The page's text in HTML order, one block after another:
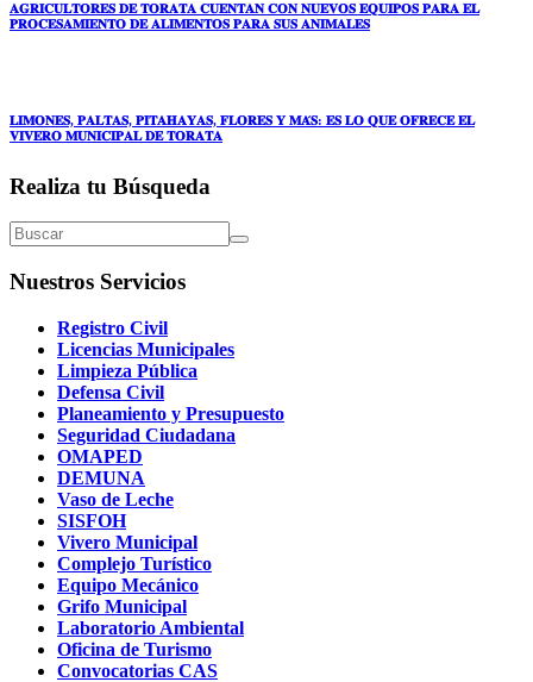
𝐀𝐆𝐑𝐈𝐂𝐔𝐋𝐓𝐎𝐑𝐄𝐒 𝐃𝐄 𝐓𝐎𝐑𝐀𝐓𝐀 𝐂𝐔𝐄𝐍𝐓𝐀𝐍 𝐂𝐎𝐍 𝐍𝐔𝐄𝐕𝐎𝐒 𝐄𝐐𝐔𝐈𝐏𝐎𝐒 𝐏𝐀𝐑𝐀 𝐄𝐋
𝐏𝐑𝐎𝐂𝐄𝐒𝐀𝐌𝐈𝐄𝐍𝐓𝐎 𝐃𝐄 𝐀𝐋𝐈𝐌𝐄𝐍𝐓𝐎𝐒 𝐏𝐀𝐑𝐀 𝐒𝐔𝐒 𝐀𝐍𝐈𝐌𝐀𝐋𝐄𝐒
𝐋𝐈𝐌𝐎𝐍𝐄𝐒, 𝐏𝐀𝐋𝐓𝐀𝐒, 𝐏𝐈𝐓𝐀𝐇𝐀𝐘𝐀𝐒, 𝐅𝐋𝐎𝐑𝐄𝐒 𝐘 𝐌𝐀́𝐒: 𝐄𝐒 𝐋𝐎 𝐐𝐔𝐄 𝐎𝐅𝐑𝐄𝐂𝐄 𝐄𝐋
𝐕𝐈𝐕𝐄𝐑𝐎 𝐌𝐔𝐍𝐈𝐂𝐈𝐏𝐀𝐋 𝐃𝐄 𝐓𝐎𝐑𝐀𝐓𝐀
Realiza tu Búsqueda
Nuestros Servicios
Registro Civil
Licencias Municipales
Limpieza Pública
Defensa Civil
Planeamiento y Presupuesto
Seguridad Ciudadana
OMAPED
DEMUNA
Vaso de Leche
SISFOH
Vivero Municipal
Complejo Turístico
Equipo Mecánico
Grifo Municipal
Laboratorio Ambiental
Oficina de Turismo
Convocatorias CAS